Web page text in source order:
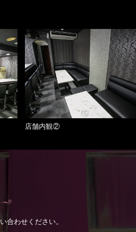
店舗内観②
合わせください。